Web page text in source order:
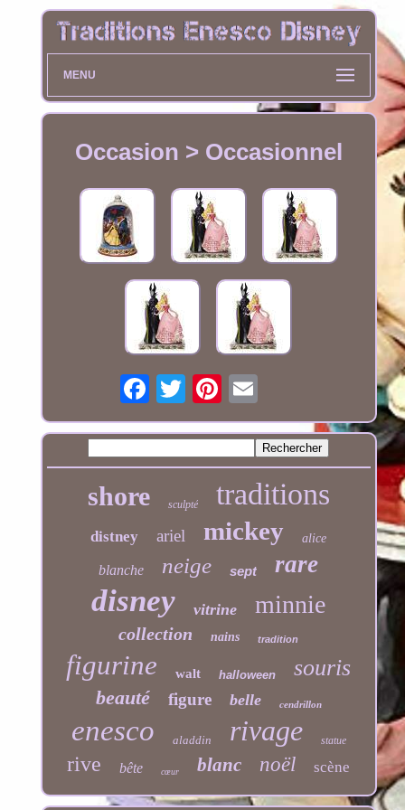
MENU
Occasion > Occasionnel
shore sculpté traditions
distney ariel mickey alice
blanche neige sept rare
disney vitrine minnie
collection nains tradition
figurine walt halloween souris
beauté figure belle cendrillon
enesco aladdin rivage statue
rive bête cœur blanc noël scène